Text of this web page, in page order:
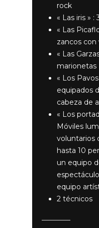
rock
« Las iris »
« Las
zancos
« Las
marionetas
« Los
equipados
cabeza de
« Los
Móviles
voluntarios
hasta 10
un equipo
equipo
2 técnicos